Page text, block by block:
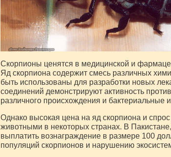
Скорпионы ценятся в медицинской и
Яд скорпиона содержит смесь различных
быть использованы для разработки новых
соединений демонстрируют активность
различного происхождения и бактериальные
Однако высокая цена на яд скорпиона и
животными в некоторых странах. В
выплатить вознаграждение в размере 100
популяций скорпионов и нарушению